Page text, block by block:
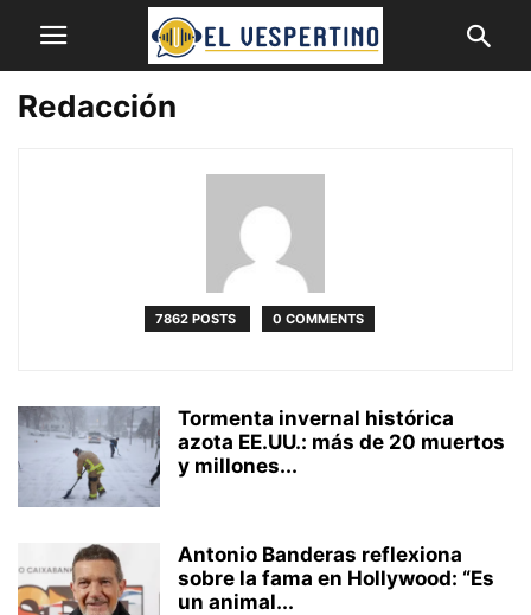
Redacción
7862 POSTS 0 COMMENTS
Tormenta invernal histórica
azota EE.UU.: más de 20 muertos
y millones...
Antonio Banderas reflexiona
sobre la fama en Hollywood: “Es
un animal...